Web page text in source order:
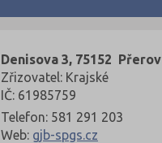
Denisova 3, 75152 Přerov
Zřizovatel: Krajské
IČ: 61985759
Telefon: 581 291 203
Web: gjb-spgs.cz